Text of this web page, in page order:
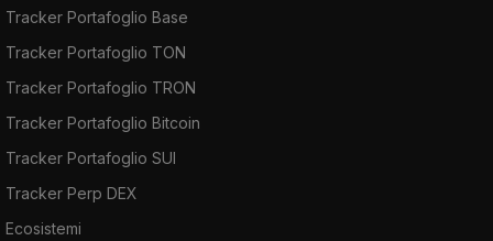
Tracker Portafoglio Base
Tracker Portafoglio TON
Tracker Portafoglio TRON
Tracker Portafoglio Bitcoin
Tracker Portafoglio SUI
Tracker Perp DEX
Ecosistemi